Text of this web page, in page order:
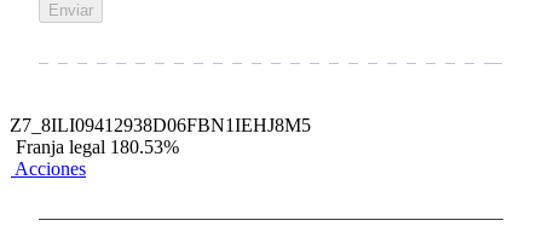
Enviar
Z7_8ILI09412938D06FBN1IEHJ8M5
Franja legal 180.53%
Acciones